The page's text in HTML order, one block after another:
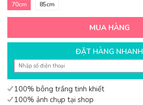
70cm 85cm
MUA HÀNG
ĐẶT HÀNG NHANH
100% bông trắng tinh khiết
100% ảnh chụp tại shop